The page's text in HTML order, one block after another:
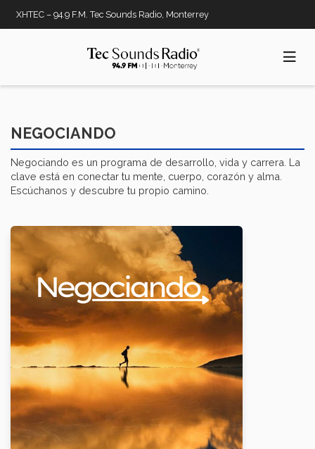
XHTEC – 94.9 F.M. Tec Sounds Radio, Monterrey
NEGOCIANDO
Negociando es un programa de desarrollo, vida y carrera. La
clave está en conectar tu mente, cuerpo, corazón y alma.
Escúchanos y descubre tu propio camino.